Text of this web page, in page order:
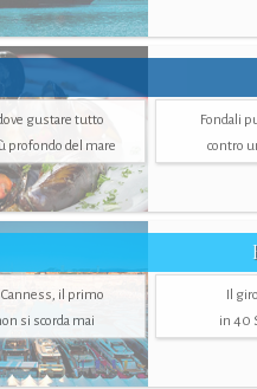
gustare tutto
profondo del mare
Fondali
contro
Canness, il primo
si scorda mai
Il
in 40